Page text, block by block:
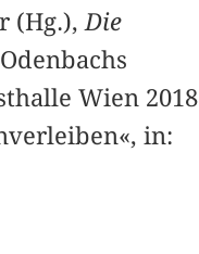
(Hg.), Die
Wien 2018
in: